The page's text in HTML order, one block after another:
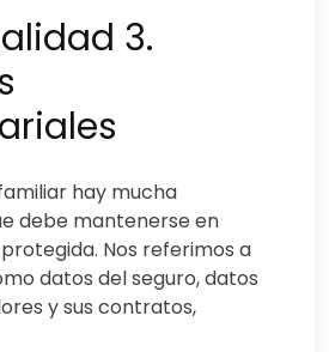
3.
hay mucha
debe mantenerse en
Nos referimos a
datos del seguro, datos
y sus contratos,